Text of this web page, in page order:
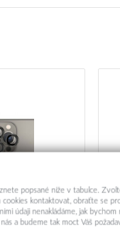
popsané níže v tabulce.
kontaktovat, obraťte se
údaji nenakládáme, jak bychom
a budeme tak moct Váš